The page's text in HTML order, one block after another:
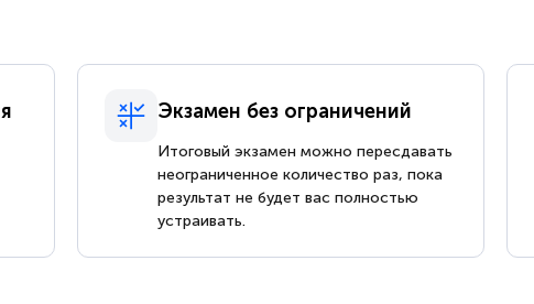
Экзамен без ограничений
Итоговый экзамен можно пересдавать
неограниченное количество раз, пока
результат не будет вас полностью
устраивать.